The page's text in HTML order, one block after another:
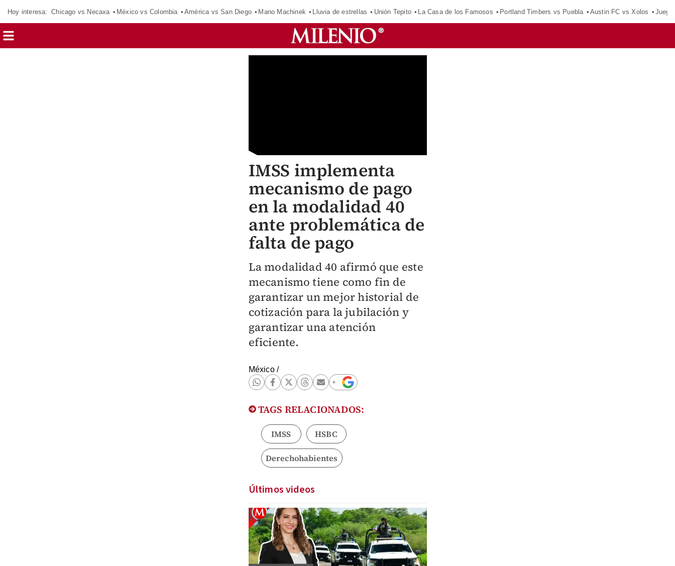
Hoy interesa: Chicago vs Necaxa México vs Colombia América vs San Diego Mano Machinek Lluvia de estrellas Unión Tepito La Casa de los Famosos Portland Timbers vs Puebla Austin FC vs Xolos
IMSS implementa
mecanismo de pago
en la modalidad 40
ante problemática de
falta de pago
La modalidad 40 afirmó que este
mecanismo tiene como fin de
garantizar un mejor historial de
cotización para la jubilación y
garantizar una atención
eficiente.
México/
TAGS RELACIONADOS:
IMSS HSBC
Derechohabientes
Últimos videos